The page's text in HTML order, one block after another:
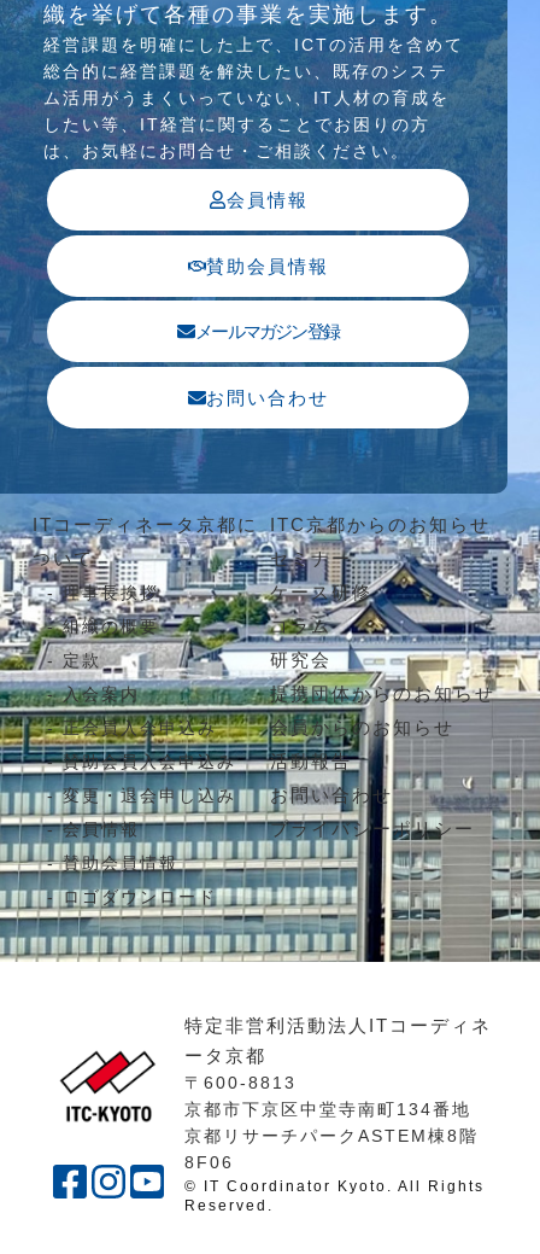
行っています
織を挙げて各種の事業を実施します。
経営課題を明確にした上で、ICTの活⽤を含めて
総合的に経営課題を解決したい、既存のシステ
ム活⽤がうまくいっていない、IT⼈材の育成を
したい等、IT経営に関することでお困りの⽅
は、お気軽にお問合せ・ご相談ください。
会員情報
賛助会員情報
メールマガジン登録
お問い合わせ
ITコーディネータ京都に
ついて
理事長挨拶
組織の概要
定款
入会案内
正会員入会申込み
賛助会員入会申込み
変更・退会申し込み
会員情報
賛助会員情報
ロゴダウンロード
ITC京都からのお知らせ
セミナー
ケース研修
コラム
研究会
提携団体からのお知らせ
会員からのお知らせ
活動報告
お問い合わせ
プライバシーポリシー
特定非営利活動法人ITコーディネ
ータ京都
〒600-8813
京都市下京区中堂寺南町134番地
京都リサーチパークASTEM棟8階
8F06
© IT Coordinator Kyoto. All Rights
Reserved.